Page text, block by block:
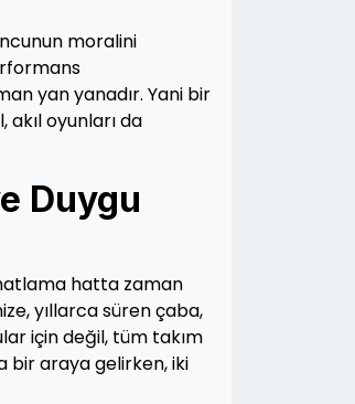
moralini
yan yanadır. Yani bir
oyunları da
Duygu
hatta zaman
yıllarca süren çaba,
için değil, tüm takım
bir araya gelirken, iki